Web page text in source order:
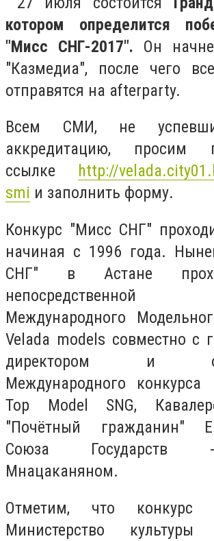
котором определится
"Мисс СНГ-2017". Он
"Казмедиа", после чего
отправятся на afterparty.
Всем СМИ, не
аккредитацию, просим
ссылке
http://
smi и заполнить форму.
Конкурс "Мисс СНГ"
начиная с 1996 года.
СНГ" в Астане
непосредственной
Международного
Velada models совместно с
директором и
Международного
Top Model SNG,
"Почётный гражданин"
Союза
Мнацаканяном.
Отметим, что конкурс
Министерство